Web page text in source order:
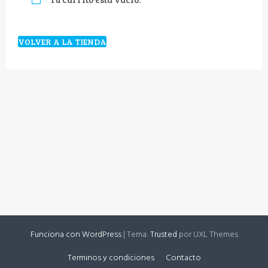
VOLVER A LA TIENDA
Funciona con WordPress|Tema:Trusted por UXL Themes
Terminos y condiciones
Contacto